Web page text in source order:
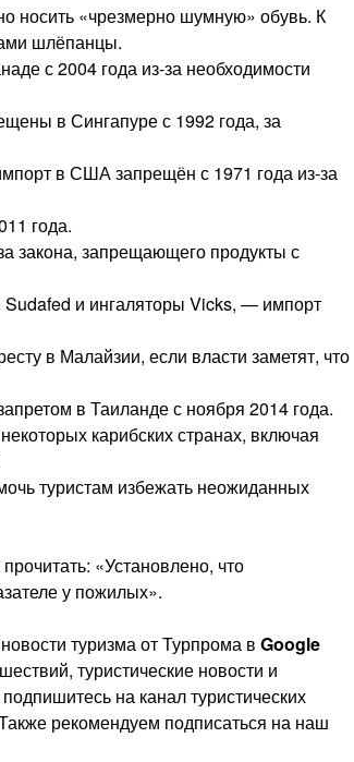
носить «чрезмерно шумную» обувь. К
шлёпанцы.
с 2004 года из-за необходимости
в Сингапуре с 1992 года, за
в США запрещён с 1971 года из-за
года.
запрещающего продукты с
и ингаляторы Vicks, — импорт
в Малайзии, если власти заметят, что
в Таиланде с ноября 2014 года.
карибских странах, включая
туристам избежать неожиданных
«Установлено, что
у пожилых».
туризма от Турпрома в Google
туристические новости и
на канал туристических
рекомендуем подписаться на наш